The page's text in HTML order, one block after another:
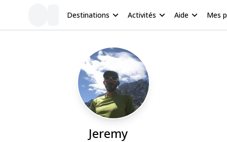
Destinations Activités Aide Mes
Jeremy